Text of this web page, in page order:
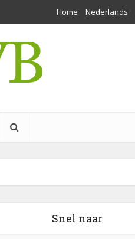
Home Nederlands
Snel naar